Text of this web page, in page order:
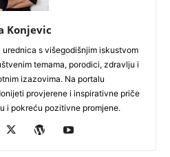
Konjevic
s višegodišnjim iskustvom
temama, porodici, zdravlju i
izazovima. Na portalu
provjerene i inspirativne priče
i pokreću pozitivne promjene.